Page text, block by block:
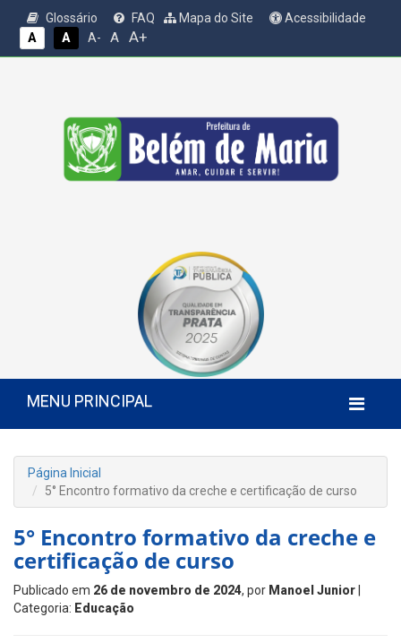
Glossário FAQ Mapa do Site
Acessibilidade
A
A A- A A+
MENU PRINCIPAL
Página Inicial
5° Encontro formativo da creche e certificação de curso
5° Encontro formativo da creche e
certificação de curso
Publicado em 26 de novembro de 2024, por Manoel Junior
Categoria: Educação